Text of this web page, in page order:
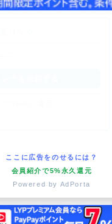
ここに広告をのせるには？
会員紹介で5%永久還元
Powered by AdPorta